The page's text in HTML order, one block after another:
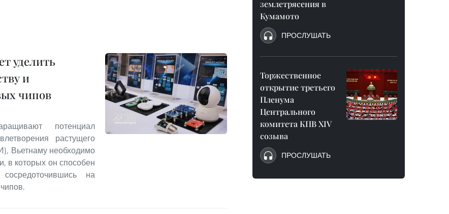
уделить
и
чипов
потенциал
растущего
Вьетнаму необходимо
в которых он способен
на
землетрясения в
Кумамото
ПРОСЛУШАТЬ
Торжественное
открытие третьего
Пленума
Центрального
комитета КПВ XIV
созыва
ПРОСЛУШАТЬ